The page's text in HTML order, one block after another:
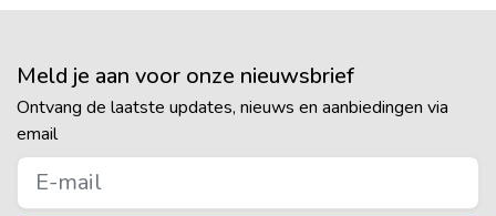
Meld je aan voor onze nieuwsbrief
Ontvang de laatste updates, nieuws en aanbiedingen via
email